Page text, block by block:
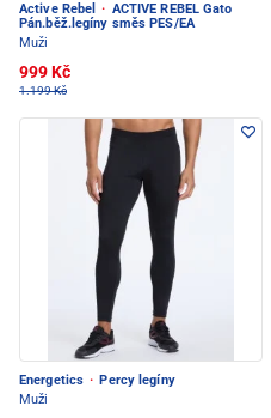
Active Rebel · ACTIVE REBEL Gato
Pán.běž.legíny směs PES/EA
Muži
999 Kč
1.199 Kč
Energetics · Percy legíny
Muži